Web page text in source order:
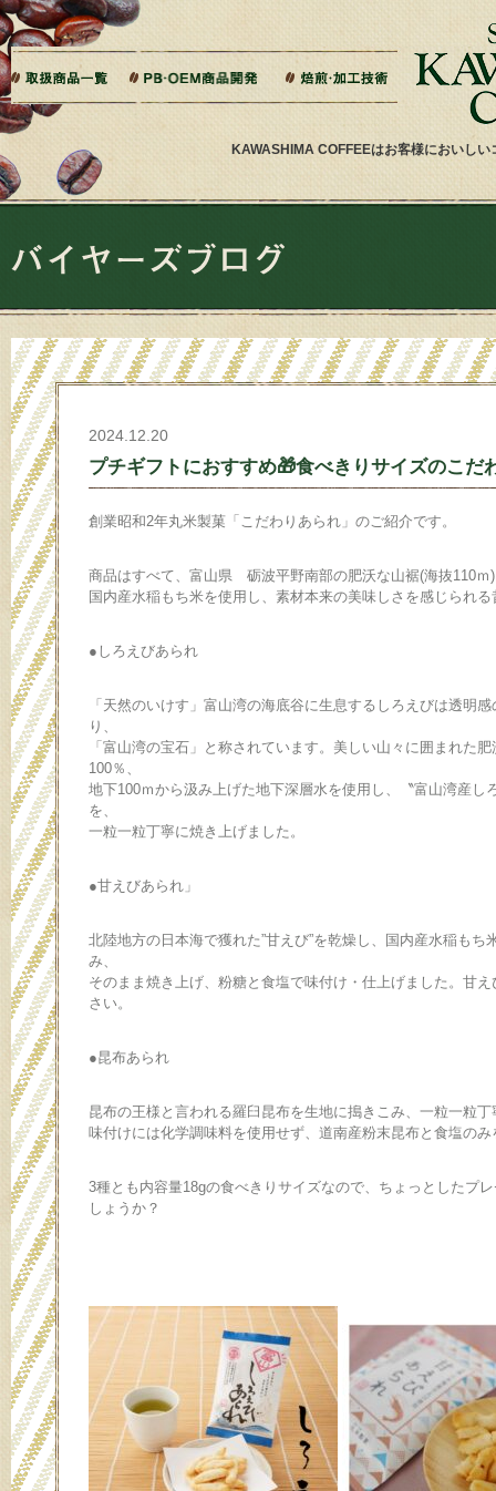
KAWASHIMA COFFEEはお客様においし
本文へジャンプ
ドリップバッグ加工
ティーバッグ加工
リキッドコーヒー加工
オーダー焙煎
パッケージデザイン・印刷
2024.12.20
プチギフトにおすすめ🎁食べきりサイズのこだ
創業昭和2年丸米製菓「こだわりあられ」のご紹介です。
商品はすべて、富山県 砺波平野南部の肥沃な山裾(海抜110ｍ
国内産水稲もち米を使用し、素材本来の美味しさを感じられ
●しろえびあられ
「天然のいけす」富山湾の海底谷に生息するしろえびは透明
り、
「富山湾の宝石」と称されています。美しい山々に囲まれた
100％、
地下100ｍから汲み上げた地下深層水を使用し、〝富山湾産し
を、
一粒一粒丁寧に焼き上げました。
●甘えびあられ」
北陸地方の日本海で獲れた”甘えび”を乾燥し、国内産水稲もち
み、
そのまま焼き上げ、粉糖と食塩で味付け・仕上げました。甘
さい。
●昆布あられ
昆布の王様と言われる羅臼昆布を生地に搗きこみ、一粒一粒
味付けには化学調味料を使用せず、道南産粉末昆布と食塩の
3種とも内容量18gの食べきりサイズなので、ちょっとしたプ
しょうか？